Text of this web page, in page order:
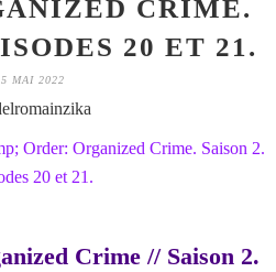
CRIME.
20 ET 21.
MAI 2022
Crime // Saison 2.